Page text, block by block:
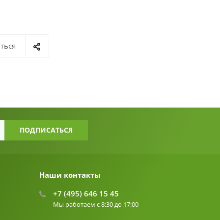
Наши контакты
+7 (495) 646 15 45
Мы работаем с 8:30 до 17:00